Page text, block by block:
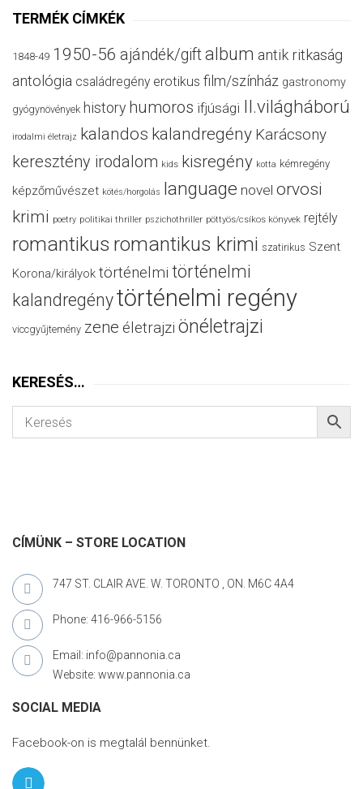
TERMÉK CÍMKÉK
1848-49 1950-56 ajándék/giftalbum antik ritkaság
antológia családregény erotikus film/színház gastronomy
gyógynövények history humoros ifjúsági II.világháború
irodalmi életrajz kalandos kalandregény Karácsony
keresztény irodalom kids kisregény kotta kémregény
képzőművészet kötés/horgolás language novel orvosi
krimi poetry politikai thriller pszichothriller pöttyös/csíkos könyvek rejtély
romantikus romantikus krimi szatirikus Szent
Korona/királyok történelmi történelmi
kalandregénytörténelmi regény
viccgyűjtemény zene életrajzi önéletrajzi
KERESÉS…
CÍMÜNK – STORE LOCATION
747 ST. CLAIR AVE. W. TORONTO , ON. M6C 4A4
Phone: 416-966-5156
Email: info@pannonia.ca
Website: www.pannonia.ca
SOCIAL MEDIA
Facebook-on is megtalál bennünket.